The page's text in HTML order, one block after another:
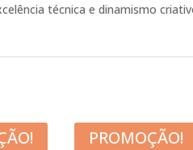
técnica e dinamismo
PROMOÇÃO!